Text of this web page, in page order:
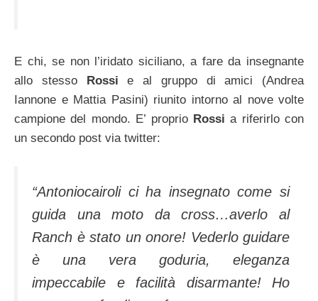
E chi, se non l’iridato siciliano, a fare da insegnante
allo stesso Rossi e al gruppo di amici (Andrea
Iannone e Mattia Pasini) riunito intorno al nove volte
campione del mondo. E’ proprio Rossi a riferirlo con
un secondo post via twitter:
“Antoniocairoli ci ha insegnato come si
guida una moto da cross…averlo al
Ranch è stato un onore! Vederlo guidare
è una vera goduria, eleganza
impeccabile e facilità disarmante! Ho